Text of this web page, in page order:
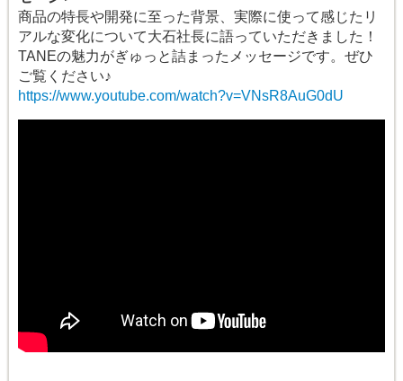
商品の特長や開発に至った背景、実際に使って感じたリ
アルな変化について大石社長に語っていただきました！
TANEの魅力がぎゅっと詰まったメッセージです。ぜひ
ご覧ください♪
https://www.youtube.com/watch?v=VNsR8AuG0dU